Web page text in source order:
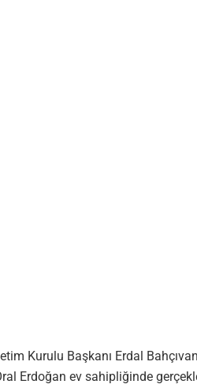
Kurulu Başkanı Erdal
Erdoğan ev sahipliğinde